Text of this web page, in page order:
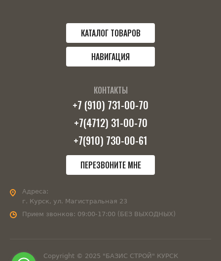
КАТАЛОГ ТОВАРОВ
НАВИГАЦИЯ
КОНТАКТЫ
+7 (910) 731-00-70
+7(4712) 31-00-70
+7(910) 730-00-61
ПЕРЕЗВОНИТЕ МНЕ
Адреса:
г. Курск, ул. Магистральная 23
Прием звонков: 09:00-17:00 (БЕЗ ВЫХОДНЫХ)
Copyright © 2025 "БАЗИС СТРОЙ" КУРСК